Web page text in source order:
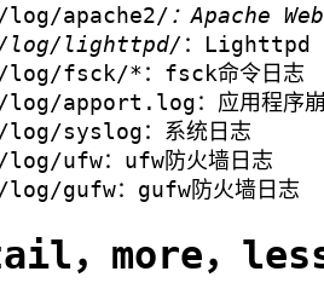
apache2/：Apache
log/lighttpd/：Lighttpd
fsck/*：fsck命令日志
apport.log：应用程序崩
syslog：系统日志
ufw：ufw防火墙日志
gufw：gufw防火墙日志
，more，